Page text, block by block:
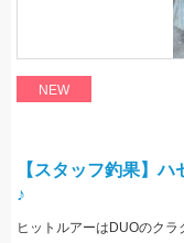
NEW
【スタッフ釣果】
♪